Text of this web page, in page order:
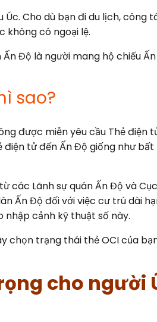
Cho dù bạn đi du lịch, công
không có ngoại lệ.
Độ là người mang hộ chiếu
sao?
được miễn yêu cầu Thẻ điện
điện tử đến Ấn Độ giống như bất
các Lãnh sự quán Ấn Độ và
Ấn Độ đối với việc cư trú dài
cảnh kỹ thuật số này.
chọn trạng thái thẻ OCI của
cho người